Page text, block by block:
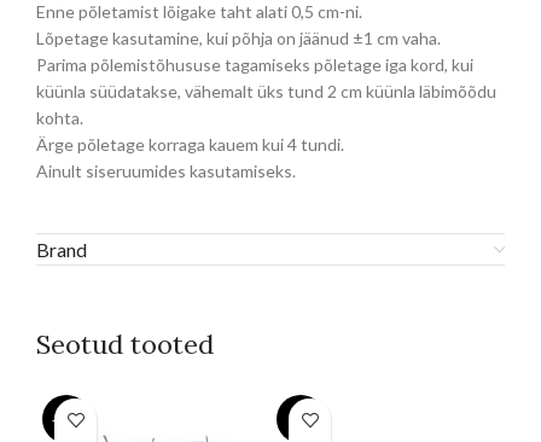
Enne põletamist lõigake taht alati 0,5 cm-ni.
Lõpetage kasutamine, kui põhja on jäänud ±1 cm vaha.
Parima põlemistõhususe tagamiseks põletage iga kord, kui
küünla süüdatakse, vähemalt üks tund 2 cm küünla läbimõõdu
kohta.
Ärge põletage korraga kauem kui 4 tundi.
Ainult siseruumides kasutamiseks.
Brand
Seotud tooted
-23% -8%